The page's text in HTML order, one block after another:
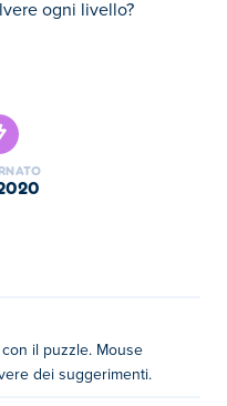
ogni livello?
schemi per risolverli
della lampadina
destra se sei bloccato a
il verde?
interagire con il
per suggerimenti.
il puzzle. Mouse
dei suggerimenti.